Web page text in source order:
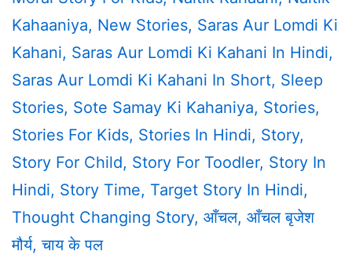
Kahaaniya, New Stories, Saras Aur Lomdi Ki
Kahani, Saras Aur Lomdi Ki Kahani In Hindi,
Saras Aur Lomdi Ki Kahani In Short, Sleep
Stories, Sote Samay Ki Kahaniya, Stories,
Stories For Kids, Stories In Hindi, Story,
Story For Child, Story For Toodler, Story In
Hindi, Story Time, Target Story In Hindi,
Thought Changing Story, आँचल, आँचल बृजेश
मौर्य,चाय के पल